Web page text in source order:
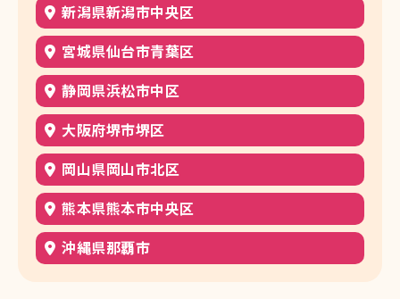
新潟県新潟市中央区
宮城県仙台市青葉区
静岡県浜松市中区
大阪府堺市堺区
岡山県岡山市北区
熊本県熊本市中央区
沖縄県那覇市